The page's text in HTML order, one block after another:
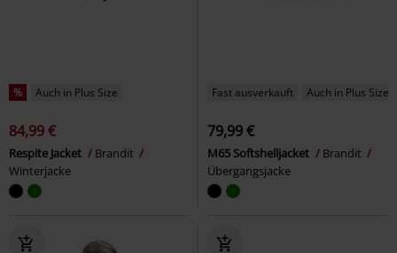
% Auch in Plus Size
84,99 €
Respite Jacket
Brandit
Winterjacke
Fast ausverkauft Auch in Plus Size
79,99 €
M65 Softshelljacket
Brandit
Übergangsjacke